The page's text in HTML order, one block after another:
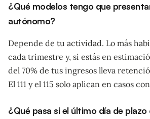
¿Qué modelos tengo que
autónomo?
Depende de tu actividad. Lo más
cada trimestre y, si estás en
del 70% de tus ingresos lleva
El 111 y el 115 solo aplican en casos
¿Qué pasa si el último día de plazo